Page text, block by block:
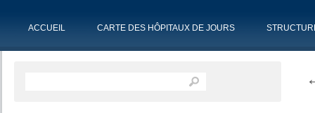
ACCUEIL CARTE DES HÔPITAUX DE JOURS